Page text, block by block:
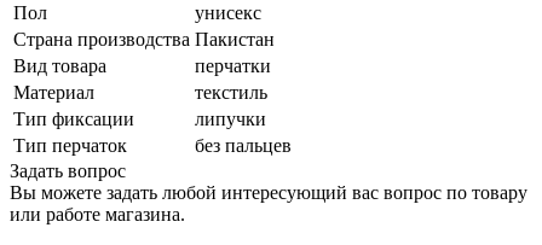
Пол
унисекс
Страна производства Пакистан
Вид товара
перчатки
Материал
текстиль
Тип фиксации
липучки
Тип перчаток
без пальцев
Задать вопрос
Вы можете задать любой интересующий вас вопрос по товару
или работе магазина.